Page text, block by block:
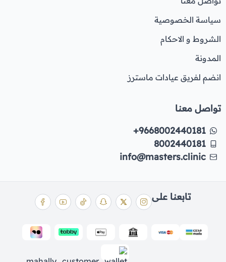
سياسة الخصوصية
الشروط و الاحكام
المدونة
انضم لفريق عيادات ماسترز
تواصل معنا
+9668002440181
8002440181
info@masters.clinic
تابعنا على